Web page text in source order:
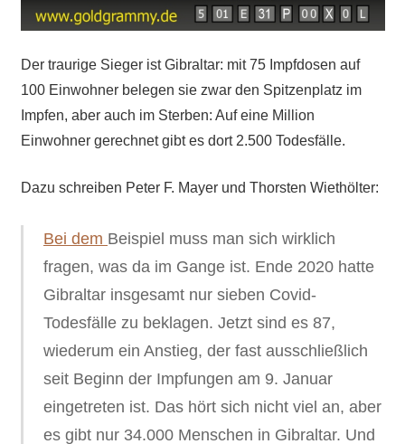
Der traurige Sieger ist Gibraltar: mit 75 Impfdosen auf
100 Einwohner belegen sie zwar den Spitzenplatz im
Impfen, aber auch im Sterben: Auf eine Million
Einwohner gerechnet gibt es dort 2.500 Todesfälle.
Dazu schreiben Peter F. Mayer und Thorsten Wiethölter:
Bei dem Beispiel muss man sich wirklich
fragen, was da im Gange ist. Ende 2020 hatte
Gibraltar insgesamt nur sieben Covid-
Todesfälle zu beklagen. Jetzt sind es 87,
wiederum ein Anstieg, der fast ausschließlich
seit Beginn der Impfungen am 9. Januar
eingetreten ist. Das hört sich nicht viel an, aber
es gibt nur 34.000 Menschen in Gibraltar. Und